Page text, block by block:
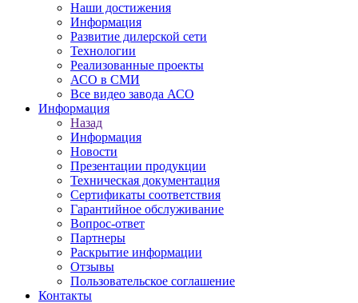
Наши достижения
Информация
Развитие дилерской сети
Технологии
Реализованные проекты
АСО в СМИ
Все видео завода АСО
Информация
Назад
Информация
Новости
Презентации продукции
Техническая документация
Сертификаты соответствия
Гарантийное обслуживание
Вопрос-ответ
Партнеры
Раскрытие информации
Отзывы
Пользовательское соглашение
Контакты